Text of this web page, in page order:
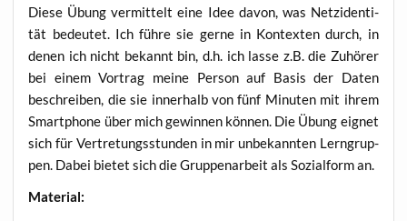
Die­se Übung ver­mit­telt eine Idee davon, was Netz­iden­ti­
tät bedeu­tet. Ich füh­re sie ger­ne in Kon­tex­ten durch, in
denen ich nicht bekannt bin, d.h. ich las­se z.B. die Zuhö­rer
bei einem Vor­trag mei­ne Per­son auf Basis der Daten
beschrei­ben, die sie inner­halb von fünf Minu­ten mit ihrem
Smart­phone über mich gewin­nen kön­nen. Die Übung eig­net
sich für Ver­tre­tungs­stun­den in mir unbe­kann­ten Lern­grup­
pen. Dabei bie­tet sich die Grup­pen­ar­beit als Sozi­al­form an.
Mate­ri­al: